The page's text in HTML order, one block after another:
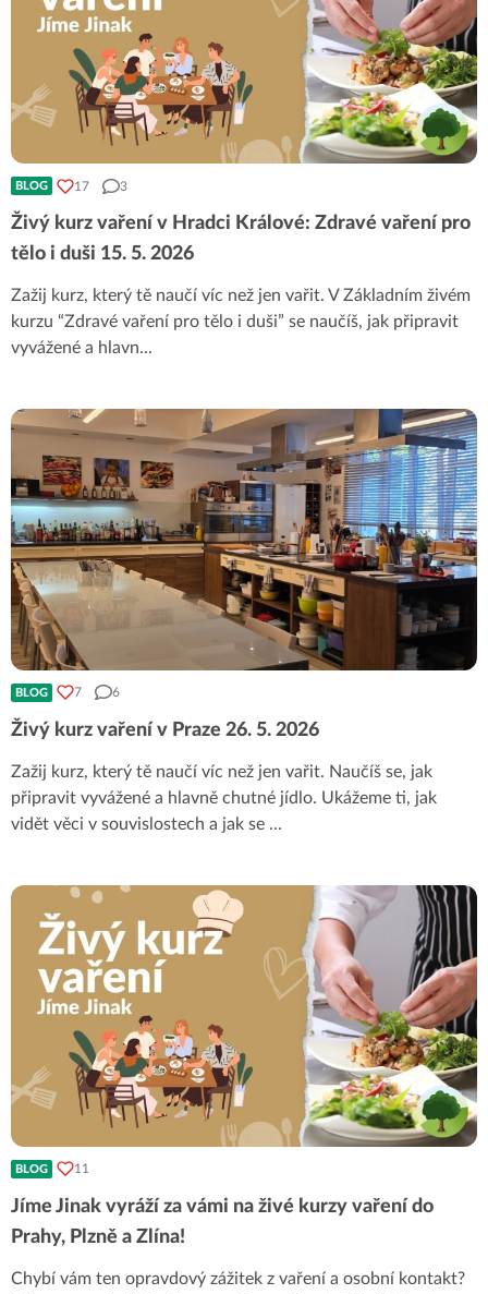
BLOG 17 3
Živý kurz vaření v Hradci Králové: Zdravé vaření pro
tělo i duši 15. 5. 2026
Zažij kurz, který tě naučí víc než jen vařit. V Základním živém
kurzu “Zdravé vaření pro tělo i duši” se naučíš, jak připravit
vyvážené a hlavn...
BLOG 7 6
Živý kurz vaření v Praze 26. 5. 2026
Zažij kurz, který tě naučí víc než jen vařit. Naučíš se, jak
připravit vyvážené a hlavně chutné jídlo. Ukážeme ti, jak
vidět věci v souvislostech a jak se ...
BLOG 11
Jíme Jinak vyráží za vámi na živé kurzy vaření do
Prahy, Plzně a Zlína!
Chybí vám ten opravdový zážitek z vaření a osobní kontakt?